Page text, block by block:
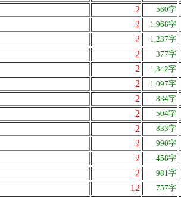
2 560字
2 1,968字
2 1,237字
2 377字
2 1,342字
2 1,097字
2 834字
2 504字
2 833字
2 990字
2 458字
2 981字
12 757字